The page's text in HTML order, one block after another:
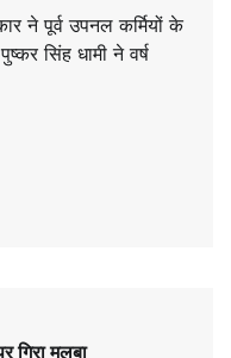
ने पूर्व उपनल कर्मियों के
सिंह धामी ने वर्ष
गिरा मलबा